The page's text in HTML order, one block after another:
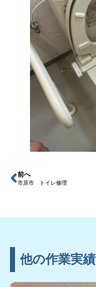
前へ
市原市 トイレ修理
他の作業実績